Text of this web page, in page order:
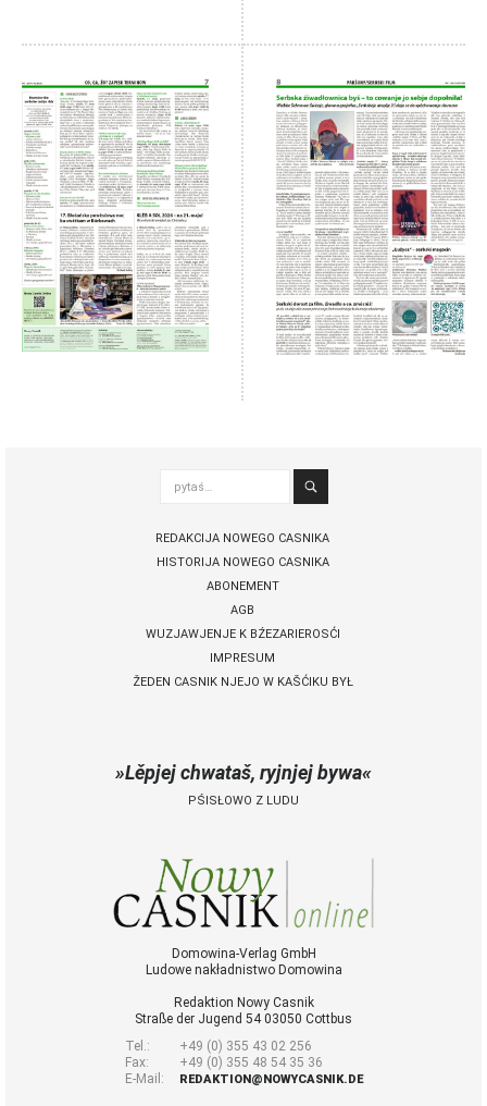
Domowina-Verlag GmbH
Ludowe nakładnistwo Domowina
Redaktion Nowy Casnik
Straße der Jugend 54 03050 Cottbus
Tel.:
+49 (0) 355 43 02 256
Fax:
+49 (0) 355 48 54 35 36
E-Mail:
REDAKTION@NOWYCASNIK.DE
Lěpjej chwataš, ryjnjej bywa
PŚISŁOWO Z LUDU
pytaś…
REDAKCIJA NOWEGO CASNIKA
HISTORIJA NOWEGO CASNIKA
ABONEMENT
AGB
WUZJAWJENJE K BŹEZARIEROSĆI
IMPRESUM
ŽEDEN CASNIK NJEJO W KAŠĆIKU BYŁ